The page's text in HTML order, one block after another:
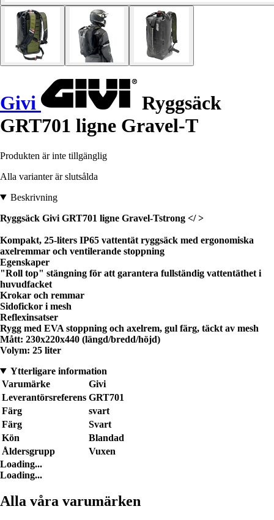
Givi
Ryggsäck
GRT701 ligne Gravel-T
Produkten är inte tillgänglig
Alla varianter är slutsålda
Beskrivning
Ryggsäck Givi GRT701 ligne Gravel-Tstrong </ >
Kompakt, 25-liters IP65 vattentät ryggsäck med ergonomiska
axelremmar och ventilerande stoppning
Egenskaper
"Roll top" stängning för att garantera fullständig vattentäthet i
huvudfacket
Krokar och remmar
Sidofickor i mesh
Reflexinsatser
Rygg med EVA stoppning och axelrem, gul färg, täckt av mesh
Mått: 230x220x440 (längd/bredd/höjd)
Volym: 25 liter
Ytterligare information
Varumärke
Givi
Leverantörsreferens GRT701
Färg
svart
Färg
Svart
Kön
Blandad
Åldersgrupp
Vuxen
Loading...
Loading...
Alla våra varumärken